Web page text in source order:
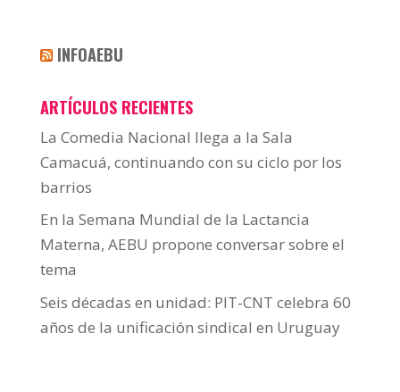
INFOAEBU
ARTÍCULOS RECIENTES
La Comedia Nacional llega a la Sala
Camacuá, continuando con su ciclo por los
barrios
En la Semana Mundial de la Lactancia
Materna, AEBU propone conversar sobre el
tema
Seis décadas en unidad: PIT-CNT celebra 60
años de la unificación sindical en Uruguay